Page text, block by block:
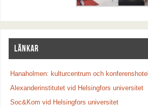
LÄNKAR
Hanaholmen: kulturcentrum och konferenshotell
Alexanderinstitutet vid Helsingfors universitet
Soc&Kom vid Helsingfors universitet